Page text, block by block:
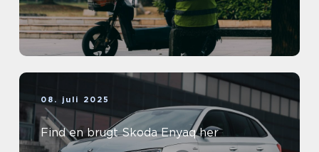
08. juli 2025
Find en brugt Skoda Enyaq her